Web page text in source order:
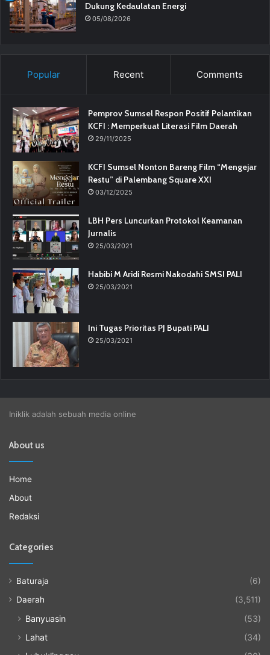
Dukung Kedaulatan Energi
05/08/2026
Popular Recent Comments
Pemprov Sumsel Respon Positif Pelantikan
KCFI : Memperkuat Literasi Film Daerah
29/11/2025
KCFI Sumsel Nonton Bareng Film “Mengejar
Restu” di Palembang Square XXI
03/12/2025
LBH Pers Luncurkan Protokol Keamanan
Jurnalis
25/03/2021
Habibi M Aridi Resmi Nakodahi SMSI PALI
25/03/2021
Ini Tugas Prioritas PJ Bupati PALI
25/03/2021
Iniklik adalah sebuah media online
About us
Home
About
Redaksi
Categories
Baturaja
(6)
Daerah
(3,511)
Banyuasin
(53)
Lahat
(34)